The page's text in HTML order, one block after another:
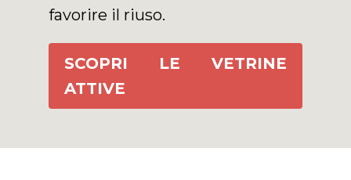
favorire il riuso.
SCOPRI LE VETRINE
ATTIVE